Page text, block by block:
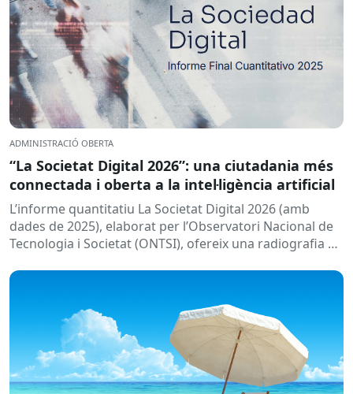
ADMINISTRACIÓ OBERTA
“La Societat Digital 2026”: una ciutadania més
connectada i oberta a la intel·ligència artificial
L’informe quantitatiu La Societat Digital 2026 (amb
dades de 2025), elaborat per l’Observatori Nacional de
Tecnologia i Societat (ONTSI), ofereix una radiografia de